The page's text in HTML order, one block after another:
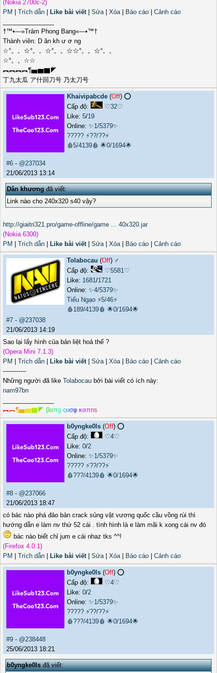
(Nokia 2700c-2)
PM
Trích dẫn Like bài viết| Sửa| Xóa| Báo cáo
Cảnh cáo
†™•—»Trảm Phong Bang«—•™†
Thành viên: D ân kh ư ơ ng
☆°。。☆°。。☆°。。☆☆°。。☆°。。
☆°。。☆☆
︻︻︻︻¶▅▆▇◤
丁九太瓜 ア什回刀号 乃太刀号
Khaivipabcde (Off) ⭕️
Cấp độ:
♡32♡
Like: 5/19
Online: ✨1/5379✨
????? ⚡??/??⚡
🩸5/4139🩸 🌟0/1694🌟
#6 - @237034
21/06/2013 13:14
Dân khươngđã viết:
Link nào cho 240x320 s40 vậy?
http://giaitri321.pro/game-offline/game ... 40x320.jar
(Nokia 6300)
PM
Trích dẫn Like bài viết| Sửa| Xóa| Báo cáo Cảnh cáo
Tolabocau (Off) ♂️
Cấp độ:
♡5581♡
Like: 1681/1721
Online: ✨4/5379✨
Tiếu Ngạo ⚡5/46⚡
🩸189/4139🩸 🌟0/1694🌟
#7 - @237038
21/06/2013 14:19
Sao lại lấy hình của bản liệt hoả thế ?
(Opera Mini 7.1.3)
PM
Trích dẫn Like bài viết| Sửa| Xóa| Báo cáo
Cảnh cáo
------------
Những người đã like Tolabocau bởi bài viết có ích này:
nam97bn
︻︻¶▅▆▇◤ βαπg ςυσφ καπrιs
b0yngke0ls (Off) ⭕️
Cấp độ:
♡4♡
Like: 0/2
Online: ✨1/5379✨
????? ⚡??/??⚡
🩸???/4139🩸 🌟0/1694🌟
#8 - @237066
21/06/2013 18:47
có bác nào phá đảo bản crack sủng vật vương quốc cầu vồng rùi thì
hướng dẫn e làm nv thứ 52 cái . tình hình là e làm mãi k xong cái nv đó
bác nào biết chỉ jum e cái nhaz tks ^^!
(Firefox 4.0.1)
PM
Trích dẫn Like bài viết| Sửa| Xóa| Báo cáo Cảnh cáo
b0yngke0ls (Off) ⭕️
Cấp độ:
♡4♡
Like: 0/2
Online: ✨1/5379✨
????? ⚡??/??⚡
🩸???/4139🩸 🌟0/1694🌟
#9 - @238448
25/06/2013 18:21
b0yngke0lsđã viết: